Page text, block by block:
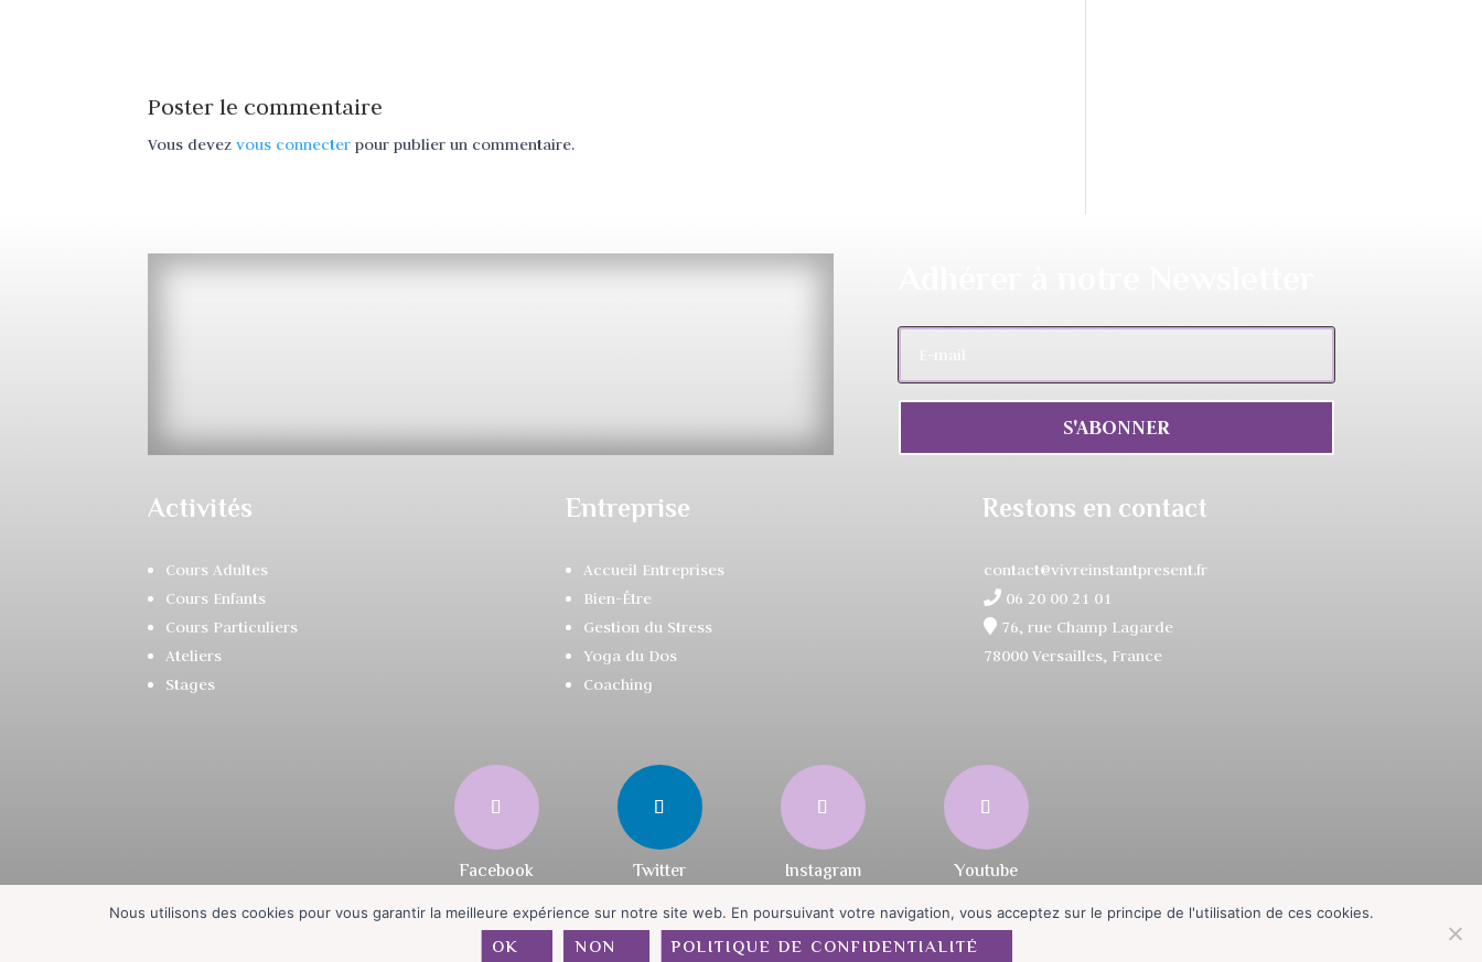
Poster le commentaire
Vous devezvous connecter pour publier un commentaire.
S'ABONNER
Activités
Cours Adultes
Cours Enfants
Cours Particuliers
Ateliers
Stages
Entreprise
Accueil Entreprises
Bien-Être
Gestion du Stress
Yoga du Dos
Coaching
Restons en contact
contact@vivreinstantpresent.fr
06 20 00 21 01
76, rue Champ Lagarde
78000 Versailles, France
Copyright|Politique de Confidentialité |CGV|Plan du Site
Nous utilisons des cookies pour vous garantir la meilleure expérience sur notre site web. En poursuivant votre navigation, vous acceptez sur le principe de l'utilisation de ces cookies.
OK NON POLITIQUE DE CONFIDENTIALITÉ